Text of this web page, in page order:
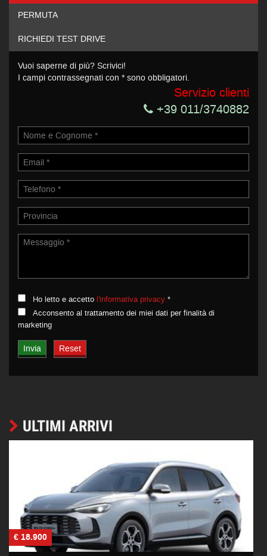
Ho letto e accettol'informativa privacy*
Acconsento al trattamento dei miei dati per finalità di
Invia la tua richiesta
PERMUTA
RICHIEDI TEST DRIVE
Vuoi saperne di più? Scrivici!
I campi contrassegnati con * sono obbligatori.
Servizio clienti
+39 011/3740882
Ho letto e accetto l'informativa privacy *
Acconsento al trattamento dei miei dati per finalità di
marketing
ULTIMI ARRIVI
€ 18.900